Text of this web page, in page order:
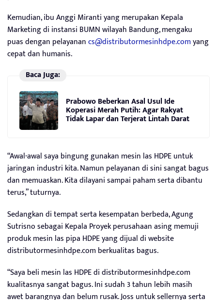
Kemudian, ibu Anggi Miranti yang merupakan Kepala
Marketing di instansi BUMN wilayah Bandung, mengaku
puas dengan pelayanancs@distributormesinhdpe.comyang
cepat dan humanis.
Baca Juga:
Prabowo Beberkan Asal Usul Ide
Koperasi Merah Putih: Agar Rakyat
Tidak Lapar dan Terjerat Lintah Darat
“Awal-awal saya bingung gunakan mesin las HDPE untuk
jaringan industri kita. Namun pelayanan di sini sangat bagus
dan memuaskan. Kita dilayani sampai paham serta dibantu
terus,” tuturnya.
Sedangkan di tempat serta kesempatan berbeda, Agung
Sutrisno sebagai Kepala Proyek perusahaan asing memuji
produk mesin las pipa HDPE yang dijual di website
distributormesinhdpe.com berkualitas bagus.
“Saya beli mesin las HDPE di distributormesinhdpe.com
kualitasnya sangat bagus. Ini sudah 3 tahun lebih masih
awet barangnya dan belum rusak. Joss untuk sellernya serta